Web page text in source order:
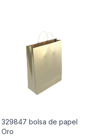
329847 bolsa de papel
Oro